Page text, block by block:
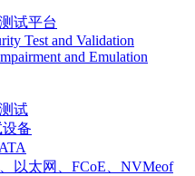
试平台
Test and Validation
and Emulation
试
设备
以太网、FCoE、NVMeof